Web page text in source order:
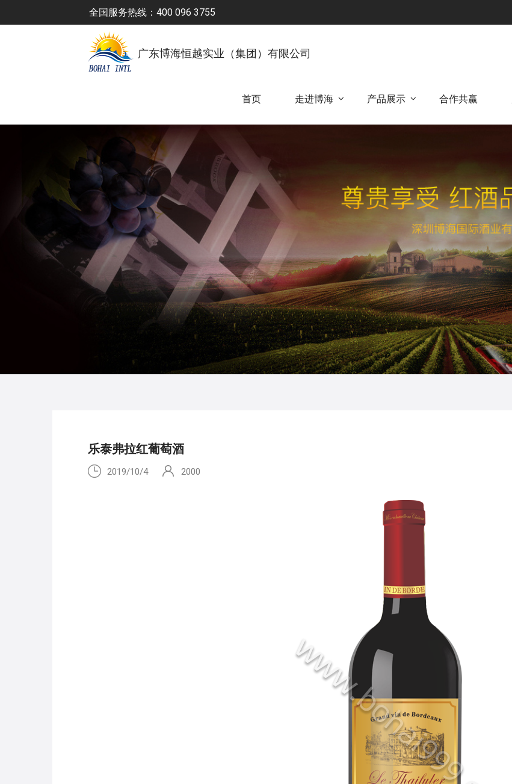
全国服务热线：400 096 3755
广东博海恒越实业（集团）有限公司
首页 走进博海 产品展示 合作共赢
乐泰弗拉红葡萄酒
2019/10/4 2000